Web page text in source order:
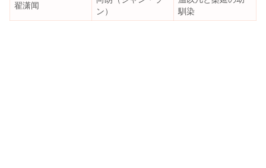
翟潇闻
ン）
馴染